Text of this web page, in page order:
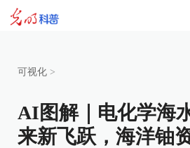
可视化 >
AI图解｜电化学海
来新飞跃，海洋铀